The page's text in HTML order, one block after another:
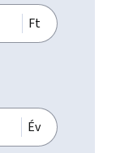
Ft
Év